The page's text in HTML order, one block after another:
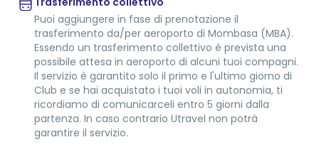
Puoi aggiungere in fase di prenotazione il
trasferimento da/per aeroporto di Mombasa (MBA).
Essendo un trasferimento collettivo è prevista una
possibile attesa in aeroporto di alcuni tuoi compagni.
Il servizio è garantito solo il primo e l'ultimo giorno di
Club e se hai acquistato i tuoi voli in autonomia, ti
ricordiamo di comunicarceli entro 5 giorni dalla
partenza. In caso contrario Utravel non potrà
garantire il servizio.